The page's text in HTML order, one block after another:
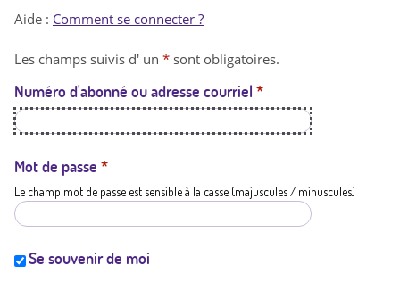
t
a
t
i
Aide : Comment se connecter ?
Les champs suivis d' un * sont obligatoires.
Numéro d'abonné ou adresse courriel *
Mot de passe *
Le champ mot de passe est sensible à la casse (majuscules / minuscules)
Se souvenir de moi